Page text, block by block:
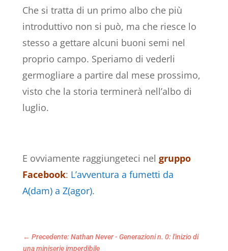
Che si tratta di un primo albo che più
introduttivo non si può, ma che riesce lo
stesso a gettare alcuni buoni semi nel
proprio campo. Speriamo di vederli
germogliare a partire dal mese prossimo,
visto che la storia terminerà nell’albo di
luglio.
E ovviamente raggiungeteci nel gruppo
Facebook: L’avventura a fumetti da
A(dam) a Z(agor).
← Precedente: Nathan Never - Generazioni n. 0: l'inizio di
una miniserie imperdibile